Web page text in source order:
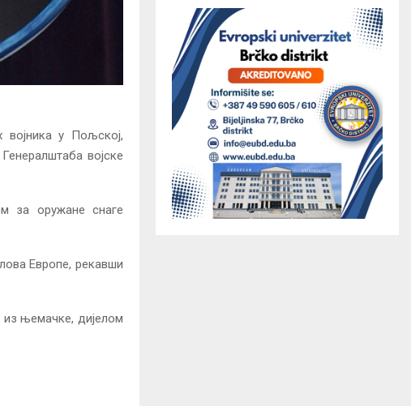
војника у Пољској,
војске
за оружане снаге
Европе, рекавши
из њемачке, дијелом